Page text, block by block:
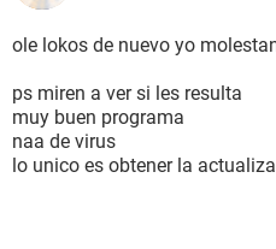
ole lokos de nuevo yo
ps miren a ver si les resulta
muy buen programa
naa de virus
lo unico es obtener la